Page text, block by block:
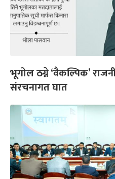
भूगोल ठग्ने ‘वैकल्पिक’
संरचनागत घात